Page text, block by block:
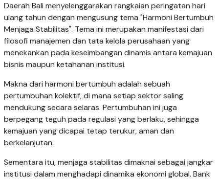
Daerah Bali menyelenggarakan rangkaian peringatan hari
ulang tahun dengan mengusung tema "Harmoni Bertumbuh
Menjaga Stabilitas". Tema ini merupakan manifestasi dari
filosofi manajemen dan tata kelola perusahaan yang
menekankan pada keseimbangan dinamis antara kemajuan
bisnis maupun ketahanan institusi.
Makna dari harmoni bertumbuh adalah sebuah
pertumbuhan kolektif, di mana setiap sektor saling
mendukung secara selaras. Pertumbuhan ini juga
berpegang teguh pada regulasi yang berlaku, sehingga
kemajuan yang dicapai tetap terukur, aman dan
berkelanjutan.
Sementara itu, menjaga stabilitas dimaknai sebagai jangkar
institusi dalam menghadapi dinamika ekonomi global. Bank